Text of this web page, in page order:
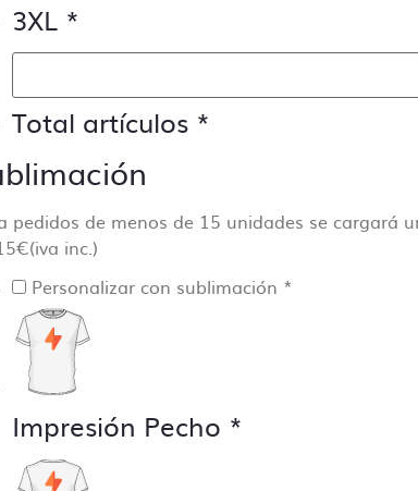
3XL *
Total artículos *
pedidos de menos de 15 unidades se cargará
inc.)
Personalizar con sublimación *
Impresión Pecho *